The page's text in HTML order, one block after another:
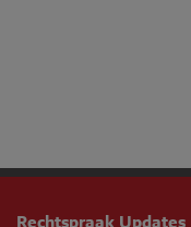
Rechtspraak Updates